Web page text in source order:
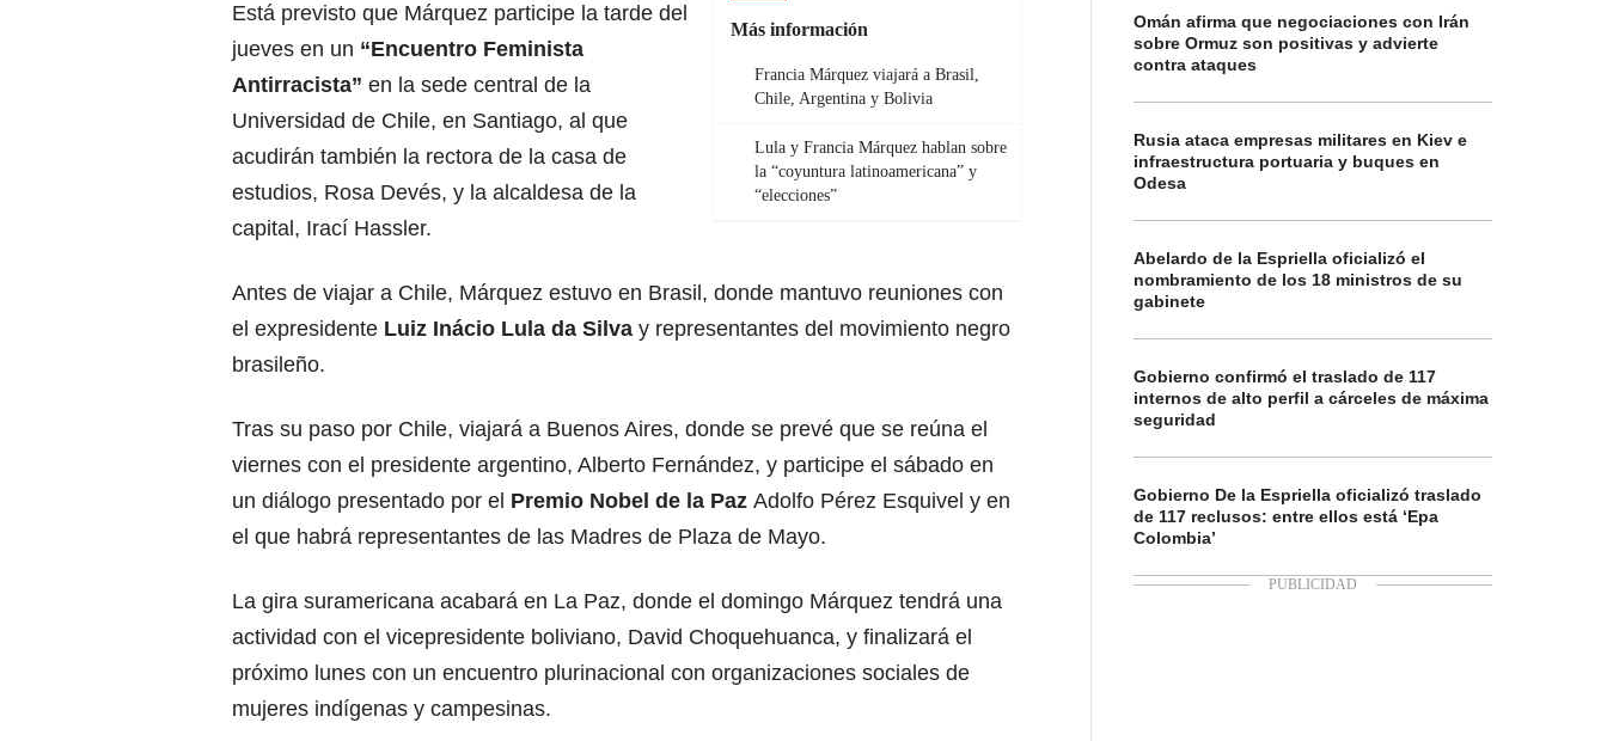
Más información
Francia Márquez viajará a Brasil,
Chile, Argentina y Bolivia
Lula y Francia Márquez hablan sobre
la “coyuntura latinoamericana” y
“elecciones”
Está previsto que Márquez participe la tarde del
jueves en un “Encuentro Feminista
Antirracista” en la sede central de la
Universidad de Chile, en Santiago, al que
acudirán también la rectora de la casa de
estudios, Rosa Devés, y la alcaldesa de la
capital, Irací Hassler.
Antes de viajar a Chile, Márquez estuvo en Brasil, donde mantuvo reuniones con
el expresidente Luiz Inácio Lula da Silva y representantes del movimiento negro
brasileño.
Tras su paso por Chile, viajará a Buenos Aires, donde se prevé que se reúna el
viernes con el presidente argentino, Alberto Fernández, y participe el sábado en
un diálogo presentado por el Premio Nobel de la Paz Adolfo Pérez Esquivel y en
el que habrá representantes de las Madres de Plaza de Mayo.
La gira suramericana acabará en La Paz, donde el domingo Márquez tendrá una
actividad con el vicepresidente boliviano, David Choquehuanca, y finalizará el
próximo lunes con un encuentro plurinacional con organizaciones sociales de
mujeres indígenas y campesinas.
Omán afirma que negociaciones con Irán
sobre Ormuz son positivas y advierte
contra ataques
Rusia ataca empresas militares en Kiev e
infraestructura portuaria y buques en
Odesa
Abelardo de la Espriella oficializó el
nombramiento de los 18 ministros de su
gabinete
Gobierno confirmó el traslado de 117
internos de alto perfil a cárceles de máxima
seguridad
Gobierno De la Espriella oficializó traslado
de 117 reclusos: entre ellos está ‘Epa
Colombia’